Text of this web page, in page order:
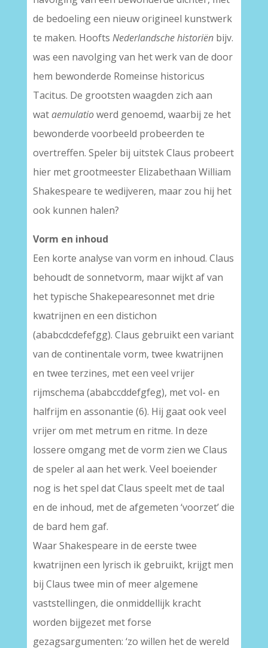
de bedoeling een nieuw origineel kunstwerk
te maken. Hoofts Nederlandsche historiënbijv.
was een navolging van het werk van de door
hem bewonderde Romeinse historicus
Tacitus. De grootsten waagden zich aan
wataemulatiowerd genoemd, waarbij ze het
bewonderde voorbeeld probeerden te
overtreffen. Speler bij uitstek Claus probeert
hier met grootmeester Elizabethaan William
Shakespeare te wedijveren, maar zou hij het
ook kunnen halen?
Vorm en inhoud
Een korte analyse van vorm en inhoud. Claus
behoudt de sonnetvorm, maar wijkt af van
het typische Shakepearesonnet met drie
kwatrijnen en een distichon
(ababcdcdefefgg). Claus gebruikt een variant
van de continentale vorm, twee kwatrijnen
en twee terzines, met een veel vrijer
rijmschema (ababccddefgfeg), met vol- en
halfrijm en assonantie (6). Hij gaat ook veel
vrijer om met metrum en ritme. In deze
lossere omgang met de vorm zien we Claus
de speler al aan het werk. Veel boeiender
nog is het spel dat Claus speelt met de taal
en de inhoud, met de afgemeten ‘voorzet’ die
de bard hem gaf.
Waar Shakespeare in de eerste twee
kwatrijnen een lyrisch ik gebruikt, krijgt men
bij Claus twee min of meer algemene
vaststellingen, die onmiddellijk kracht
worden bijgezet met forse
gezagsargumenten: ‘zo willen het de wereld